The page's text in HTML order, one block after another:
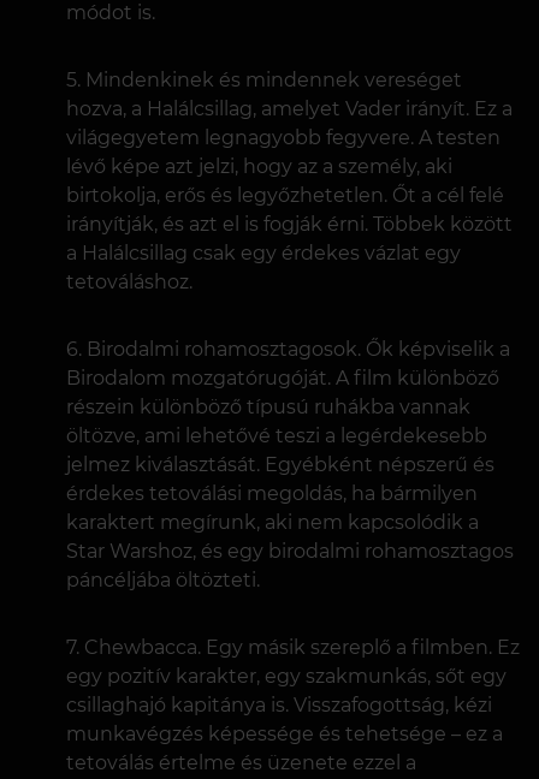
módot is.
Mindenkinek és mindennek vereséget
hozva, a Halálcsillag, amelyet Vader irányít. Ez a
világegyetem legnagyobb fegyvere. A testen
lévő képe azt jelzi, hogy az a személy, aki
birtokolja, erős és legyőzhetetlen. Őt a cél felé
irányítják, és azt el is fogják érni. Többek között
a Halálcsillag csak egy érdekes vázlat egy
tetováláshoz.
Birodalmi rohamosztagosok. Ők képviselik a
Birodalom mozgatórugóját. A film különböző
részein különböző típusú ruhákba vannak
öltözve, ami lehetővé teszi a legérdekesebb
jelmez kiválasztását. Egyébként népszerű és
érdekes tetoválási megoldás, ha bármilyen
karaktert megírunk, aki nem kapcsolódik a
Star Warshoz, és egy birodalmi rohamosztagos
páncéljába öltözteti.
Chewbacca. Egy másik szereplő a filmben. Ez
egy pozitív karakter, egy szakmunkás, sőt egy
csillaghajó kapitánya is. Visszafogottság, kézi
munkavégzés képessége és tehetsége – ez a
tetoválás értelme és üzenete ezzel a